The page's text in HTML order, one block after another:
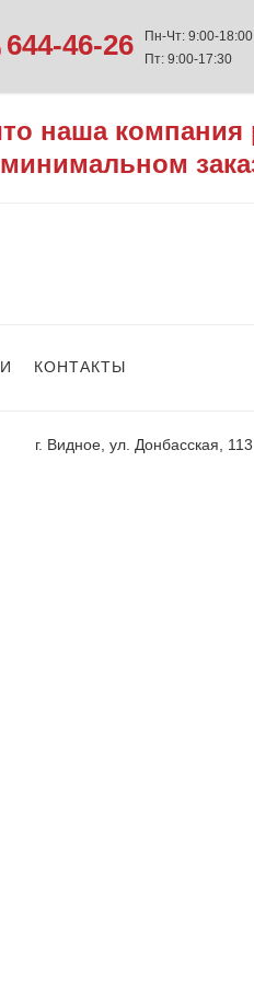
644-46-26
Пн-Чт: 9:00-18:00
Пт: 9:00-17:30
наша компания
минимальном
КОНТАКТЫ
г. Видное, ул. Донбасская, 113